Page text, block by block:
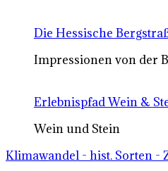
Die Hessische
Impressionen von der
Erlebnispfad Wein &
Wein und Stein
Klimawandel - hist. Sorten -